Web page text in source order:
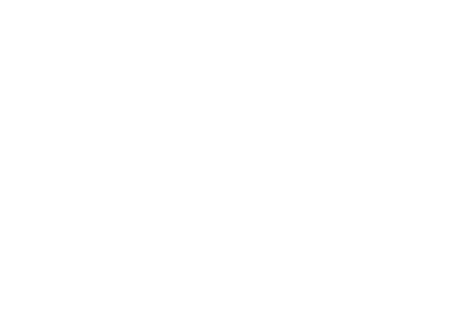
Berufsausbildung – Approbation beantragen